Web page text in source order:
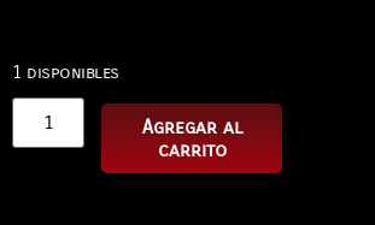
1 disponibles
Agregar al
carrito